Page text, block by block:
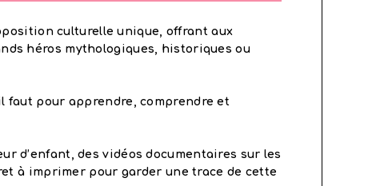
culturelle unique, offrant aux
héros mythologiques, historiques ou
faut pour apprendre, comprendre et
d’enfant, des vidéos documentaires sur les
à imprimer pour garder une trace de cette